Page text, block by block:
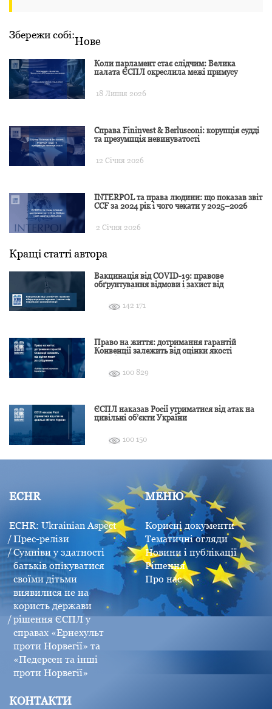
Збережи собі:Нове
Коли парламент стає слідчим: Велика
палата ЄСПЛ окреслила межі примусу
18 Липня 2026
Справа Fininvest & Berlusconi: корупція судді
та презумпція невинуватості
12 Січня 2026
INTERPOL та права людини: що показав звіт
CCF за 2024 рік і чого чекати у 2025–2026
2 Січня 2026
Кращі статті автора
Вакцинація від COVID-19: правове
обґрунтування відмови і захист від
142 171
Право на життя: дотримання гарантій
Конвенції залежить від оцінки якості
100 829
ЄСПЛ наказав Росії утриматися від атак на
цивільні об’єкти України
100 150
ECHR
ECHR: Ukrainian Aspect
Прес-релізи
Сумніви у здатності
батьків опікуватися
своїми дітьми
виявилися не на
користь держави
рішення ЄСПЛ у
справах «Ернехульт
проти Норвегії» та
«Педерсен та інші
проти Норвегії»
МЕНЮ
Корисні документи
Тематичні огляди
Новини і публікації
Рішення
Про нас
КОНТАКТИ